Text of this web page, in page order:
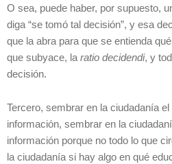
O sea, puede haber, por supuesto,
diga “se tomó tal decisión”, y esa
que la abra para que se entienda
que subyace, la ratio decidendi, y
decisión.
Tercero, sembrar en la ciudadanía
información, sembrar en la
información porque no todo lo que
la ciudadanía si hay algo en qué